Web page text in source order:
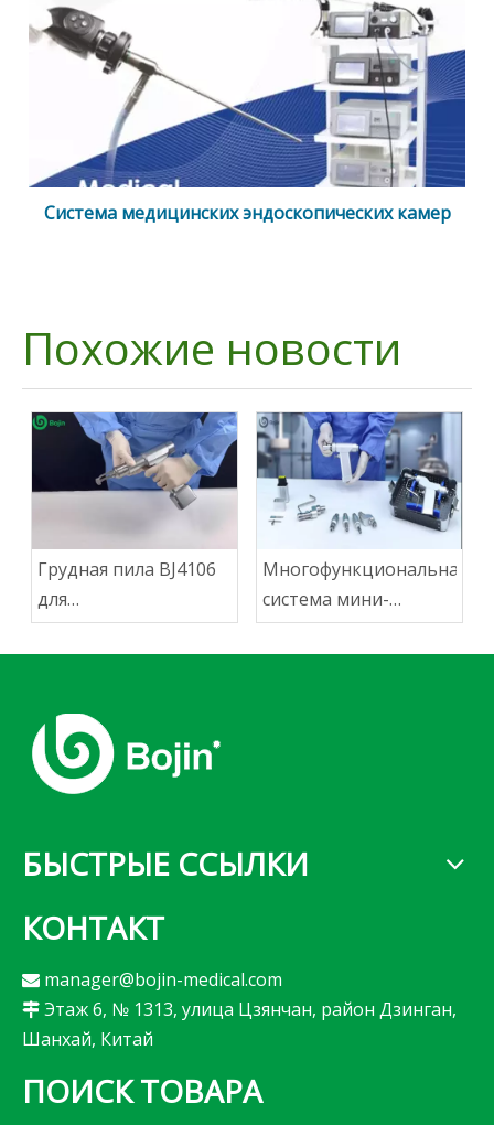
Система медицинских эндоскопических камер
Похожие новости
Грудная пила BJ4106
для
кардиоторакальной
хирургии
Многофункциональная
система мини-
электроинструментов
8200
БЫСТРЫЕ ССЫЛКИ
КОНТАКТ
 manager@bojin-medical.com
 Этаж 6, № 1313, улица Цзянчан, район Дзинган,
Шанхай, Китай
ПОИСК ТОВАРА